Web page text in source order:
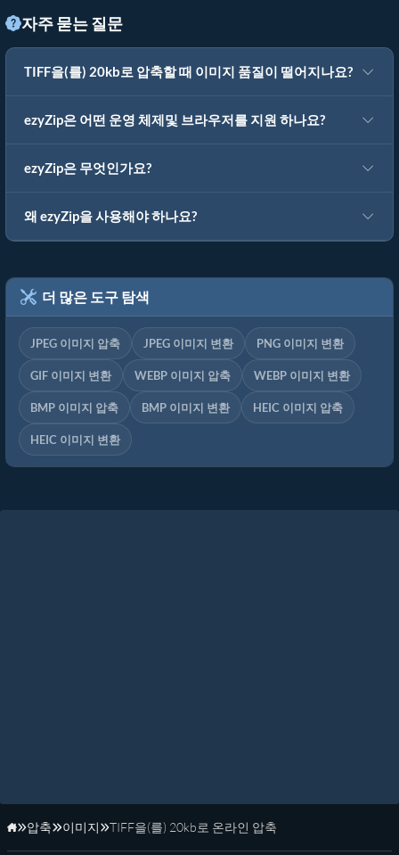
자주 묻는 질문
TIFF을(를) 20kb로 압축할 때 이미지 품질이 떨어지나요?
ezyZip은 어떤 운영 체제및 브라우저를 지원 하나요?
ezyZip은 무엇인가요?
왜 ezyZip을 사용해야 하나요?
더 많은 도구 탐색
JPEG 이미지 압축 JPEG 이미지 변환 PNG 이미지 변환
GIF 이미지 변환 WEBP 이미지 압축 WEBP 이미지 변환
BMP 이미지 압축 BMP 이미지 변환 HEIC 이미지 압축
HEIC 이미지 변환
홈페이지
압축 이미지 TIFF을(를) 20kb로 온라인 압축